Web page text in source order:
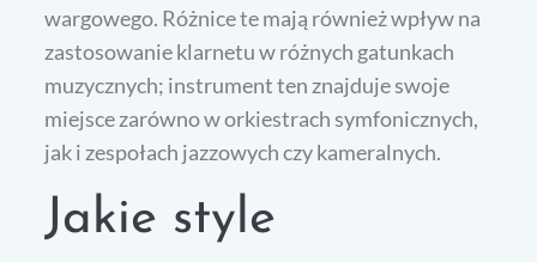
wargowego. Różnice te mają również wpływ na
zastosowanie klarnetu w różnych gatunkach
muzycznych; instrument ten znajduje swoje
miejsce zarówno w orkiestrach symfonicznych,
jak i zespołach jazzowych czy kameralnych.
Jakie style